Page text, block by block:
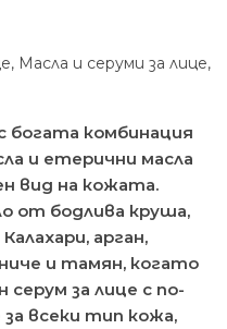
, Масла и серуми за лице,
богата комбинация
и етерични масла
вид на кожата.
от бодлива круша,
арган,
и тамян, когато
за лице с по-
всеки тип кожа,